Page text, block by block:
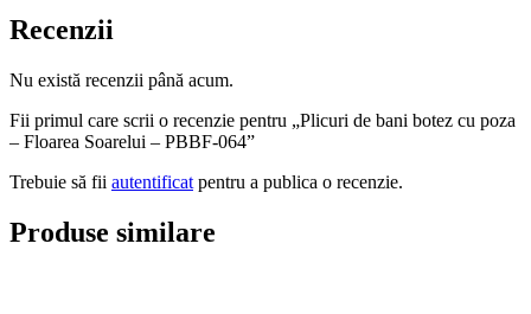
Recenzii
Nu există recenzii până acum.
Fii primul care scrii o recenzie pentru „Plicuri de bani botez cu poza
– Floarea Soarelui – PBBF-064”
Trebuie să fii autentificat pentru a publica o recenzie.
Produse similare